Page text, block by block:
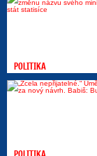
POLITIKA